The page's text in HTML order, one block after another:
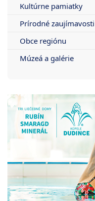
Kultúrne pamiatky
Prírodné zaujímavosti
Obce regiónu
Múzeá a galérie